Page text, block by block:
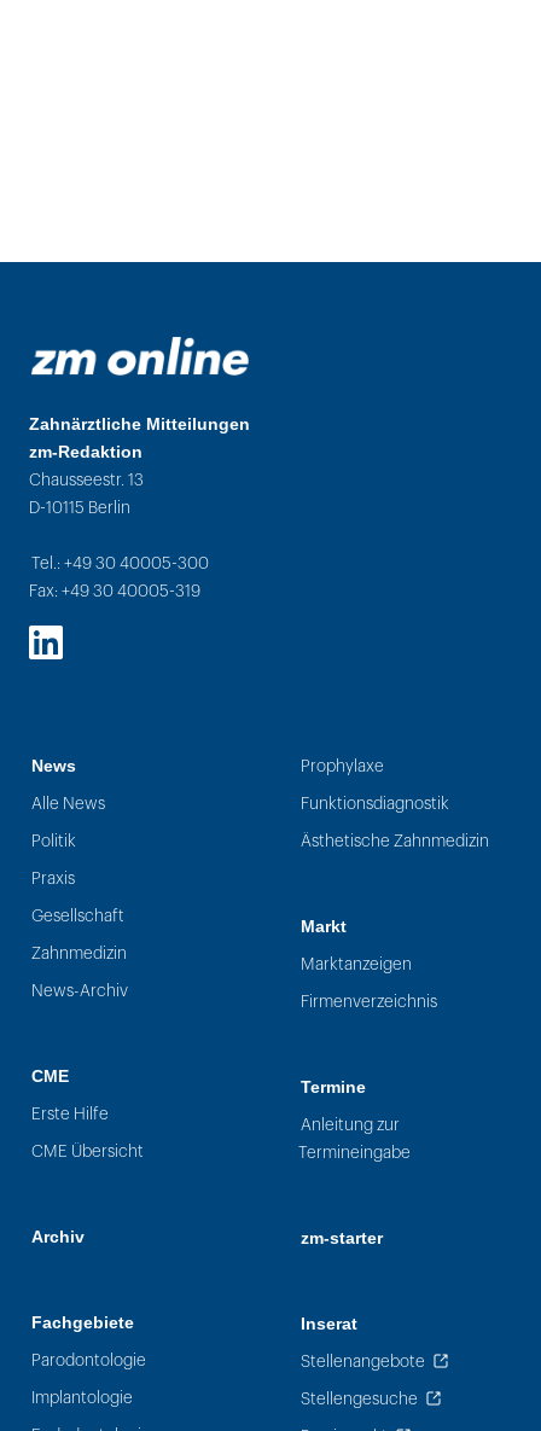
Zahnärztliche Mitteilungen
zm-Redaktion
Chausseestr. 13
D-10115 Berlin
Tel.: +49 30 40005-300
Fax: +49 30 40005-319
LinkedIn
News
Alle News
Politik
Praxis
Gesellschaft
Zahnmedizin
News-Archiv
CME
Erste Hilfe
CME Übersicht
Archiv
Fachgebiete
Parodontologie
Implantologie
Prophylaxe
Funktionsdiagnostik
Ästhetische Zahnmedizin
Markt
Marktanzeigen
Firmenverzeichnis
Termine
Anleitung zur
Termineingabe
zm-starter
Inserat
Stellenangebote
Stellengesuche